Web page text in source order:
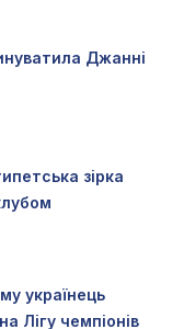
Джанні
зірка
українець
Лігу чемпіонів